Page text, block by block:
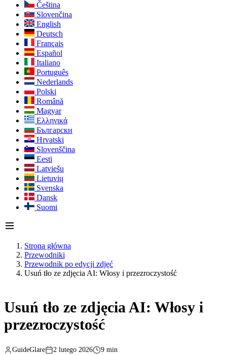
Čeština
Slovenčina
English
Deutsch
Français
Español
Italiano
Português
Nederlands
Polski
Română
Magyar
Ελληνικά
Български
Hrvatski
Slovenščina
Eesti
Latviešu
Lietuvių
Svenska
Dansk
Suomi
Strona główna
Przewodniki
Przewodnik po edycji zdjęć
Usuń tło ze zdjęcia AI: Włosy i przezroczystość
Usuń tło ze zdjęcia AI: Włosy i
przezroczystość
GuideGlare 2 lutego 2026 9 min